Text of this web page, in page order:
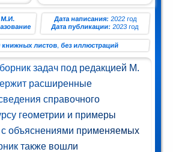
М.И.
Дата написания:2022 год
Дата публикации:2023 год
книжных листов,без иллюстраций
задач под редакцией М.
расширенные
справочного
геометрии и примеры
объяснениями применяемых
также вошли